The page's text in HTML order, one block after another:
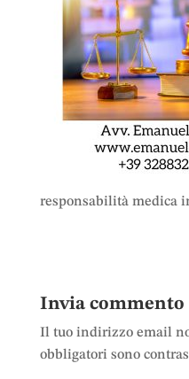
responsabilità medica
Invia commento
Il tuo indirizzo email
obbligatori sono